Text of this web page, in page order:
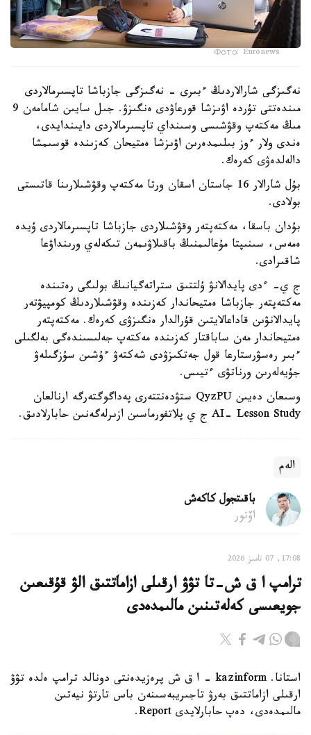
Фото: Euronews
نەگىزگى شارالاردىڭ ءبىرى - نەگىزگى جازباشا تاپسىرمالاردى
مىندەتتى تۇردە اۋىزشا قورعاۋدى ەنگىزۋ. جىل سايىن شامامەن 9
مىڭ مەكتەپ وقۋشىسى وسىنداي تاپسىرمالاردى دايىندايدى،
ەندى ولار ءوز بىلىمدەرىن اۋىزشا ەمتيحان كەزىندە قوسىمشا
دالەلدەۋى كەرەك.
بۇل شارالار 16 جاستان اسقان ورتا مەكتەپ وقۋشىلارىنا قاتىستى
بولادى.
بۇدان باسقا، مەكتەپتەر وقۋشىلاردى جازباشا تاپسىرمالاردى ۇيدە
ەمەس، سىنىپتا مۇعالىمنىڭ باقىلاۋىمەن تىكەلەي ورىنداۋعا
شاقىرادى.
ج ي- ءدى پايدالانۋ ۇلتتىق ستراتەگيانىڭ بولىگى رەتىندە
مەكتەپتەر جازباشا ەمتيحاندار كەزىندە وقۋشىلاردىڭ كومپيۋتەر
پايدالانۋىن قاداعالايتىن قۇرالدار ەنگىزۋى كەرەك. مەكتەپتەر
ەمتيحاندار مەن ساباقتار كەزىندە مەكتەپ جەلىسىندەگى بەلگىلى
ءبىر رەسۋرستارعا قول جەتكىزۋدى شەكتەۋ ءۇشىن سۇزگىلەۋ
جۇيەلەرىن ورناتۋى ءتيىس.
وسىعان دەيىن QyzPU ستۋدەنتتەرى پەداگوگتەرگە ارنالعان
AI- Lesson Study ج ي پلاتفورماسىن ازىرلەگەنىن حابارلادىق.
الەم
باقىتجول كاكەش
اۆتور
17:08, 07 تامىز 2026
ترامپ ا ق ش-تا تۋۋ ارقىلى ازاماتتىق الۋ قۇقىعىن
جويعىسى كەلەتىنىن مالىمدەدى
استانا. kazinform - ا ق ش پرەزيدەنتى دونالد ترامپ ەلدە تۋۋ
ارقىلى ازاماتتىق بەرۋ تاجىريبەسىنەن باس تارتۋ نيەتىن
مالىمدەدى، دەپ حابارلايدى Report.